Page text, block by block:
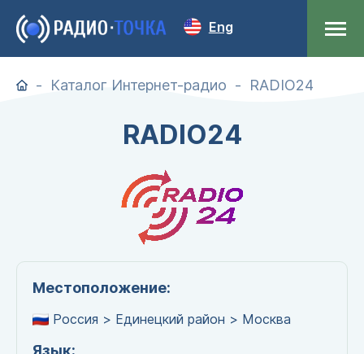
Eng
Каталог Интернет-радио RADIO24
RADIO24
Местоположение:
Россия > Единецкий район > Москва
Язык: